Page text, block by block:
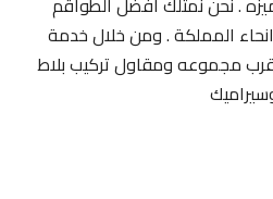
المملكة . ومن خلال خدمة
مجموعه ومقاول تركيب بلاط